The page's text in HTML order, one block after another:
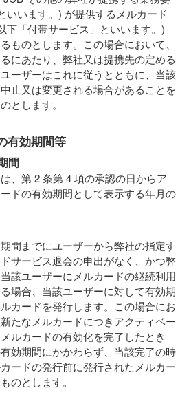
いいます。) が提供するメルカード
下「付帯サービス」といいます。)
ものとします。この場合において、
にあたり、弊社又は提携先の定める
ーザーはこれに従うとともに、当該
止又は変更される場合があることを
とします。
有効期間等
間
、第 2 条第 4 項の承認の日からア
ドの有効期間として表示する年月の
間までにユーザーから弊社の指定す
サービス退会の申出がなく、かつ弊
該ユーザーにメルカードの継続利用
場合、当該ユーザーに対して有効期
カードを発行します。この場合にお
たなメルカードにつきアクティベー
ルカードの有効化を完了したとき
効期間にかかわらず、当該完了の時
ードの発行前に発行されたメルカー
のとします。